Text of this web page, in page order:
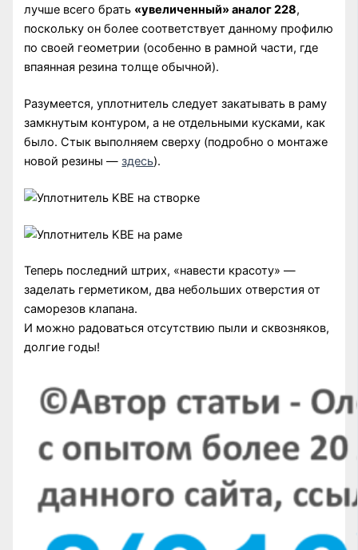
лучше всего брать «увеличенный» аналог 228,
поскольку он более соответствует данному профилю
по своей геометрии (особенно в рамной части, где
впаянная резина толще обычной).
Разумеется, уплотнитель следует закатывать в раму
замкнутым контуром, а не отдельными кусками, как
было. Стык выполняем сверху (подробно о монтаже
новой резины —здесь).
Теперь последний штрих, «навести красоту» —
заделать герметиком, два небольших отверстия от
саморезов клапана.
И можно радоваться отсутствию пыли и сквозняков,
долгие годы!